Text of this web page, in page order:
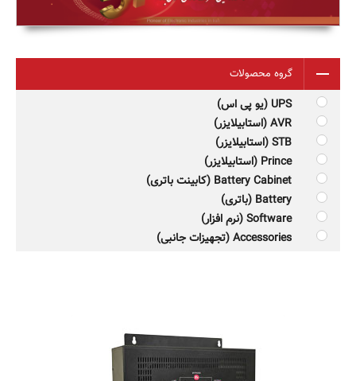
گروه محصولات
UPS (یو پی اس)
AVR (استابیلایزر)
STB (استابیلایزر)
Prince (استابیلایزر)
Battery Cabinet (کابینت باتری)
Battery (باتری)
Software (نرم افزار)
Accessories (تجهیزات جانبی)
39,050,000 تومان